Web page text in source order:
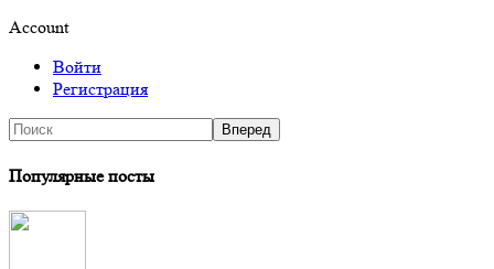
Account
Войти
Регистрация
Популярные посты